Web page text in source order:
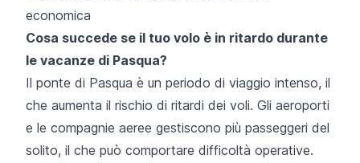
economica
Cosa succede se il tuo volo è in ritardo durante
le vacanze di Pasqua?
Il ponte di Pasqua è un periodo di viaggio intenso, il
che aumenta il rischio di ritardi dei voli. Gli aeroporti
e le compagnie aeree gestiscono più passeggeri del
solito, il che può comportare difficoltà operative.